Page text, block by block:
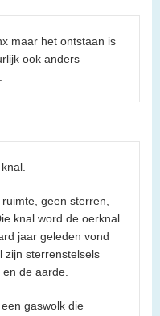
maar het ontstaan is
ook anders
geen sterren,
knal word de oerknal
jaar geleden vond
zijn sterrenstelsels
de aarde.
gaswolk die